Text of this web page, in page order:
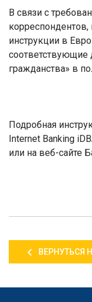
В связи с
инструкции в
соответствующие
гражданства» в
Подробная
Internet Banking
или на веб-сайте
ВЕРНУТЬСЯ